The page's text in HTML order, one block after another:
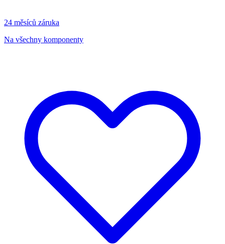
24 měsíců záruka
Na všechny komponenty